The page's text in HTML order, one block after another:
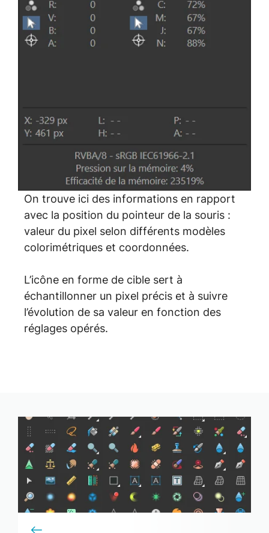
On trouve ici des informations en rapport
avec la position du pointeur de la souris :
valeur du pixel selon différents modèles
colorimétriques et coordonnées.
L’icône en forme de cible sert à
échantillonner un pixel précis et à suivre
l’évolution de sa valeur en fonction des
réglages opérés.